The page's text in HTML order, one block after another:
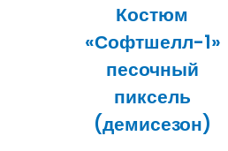
Костюм
«Софтшелл-1»
песочный
пиксель
(демисезон)